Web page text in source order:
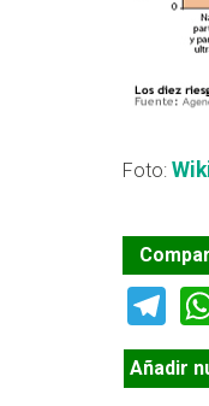
Foto:
Añadir